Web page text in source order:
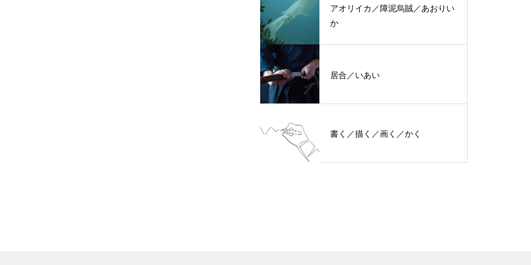
アオリイカ／障泥烏賊／あおりい
か
居合／いあい
書く／描く／画く／かく